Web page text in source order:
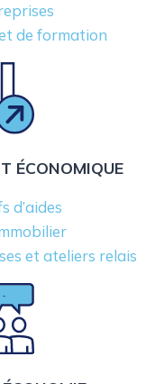
de formation
ÉCONOMIQUE
d’aides
et ateliers relais